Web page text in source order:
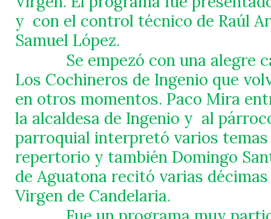
y con el control técnico de Raúl
Samuel López.
Se empezó con una alegre
Los Cochineros de Ingenio que
en otros momentos. Paco Mira
la alcaldesa de Ingenio y al
parroquial interpretó varios temas
repertorio y también Domingo
de Aguatona recitó varias
Virgen de Candelaria.